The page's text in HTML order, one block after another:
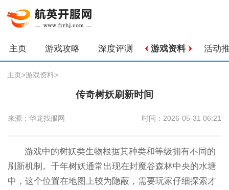
主页 游戏攻略 深度评测 游戏资料 活动
主页>游戏资料>
传奇树妖刷新时间
来源：华龙找服网 时间：2026-05-31 06:21
游戏中的树妖类生物根据其种类和等级拥有不同的
刷新机制。千年树妖通常出现在封魔谷森林中央的水塘
中，这个位置在地图上较为隐蔽，需要玩家仔细探索才